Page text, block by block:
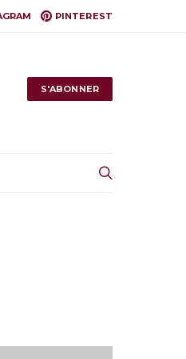
PINTEREST
S'ABONNER